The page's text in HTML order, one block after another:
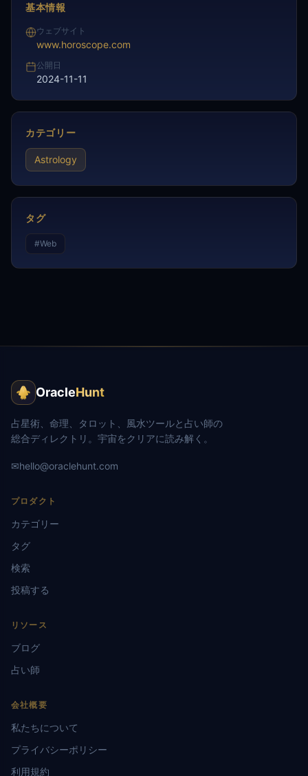
基本情報
ウェブサイト
www.horoscope.com
公開日
2024-11-11
カテゴリー
Astrology
タグ
#Web
OracleHunt
占星術、命理、タロット、風水ツールと占い師の
総合ディレクトリ。宇宙をクリアに読み解く。
✉hello@oraclehunt.com
プロダクト
カテゴリー
タグ
検索
投稿する
リソース
ブログ
占い師
会社概要
私たちについて
プライバシーポリシー
利用規約